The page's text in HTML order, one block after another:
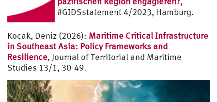
#GIDSstatement 4/2023, Hamburg.
Kocak, Deniz (2026): Maritime Critical Infrastructure
in Southeast Asia: Policy Frameworks and
Resilience, Journal of Territorial and Maritime
Studies 13/1, 30-49.